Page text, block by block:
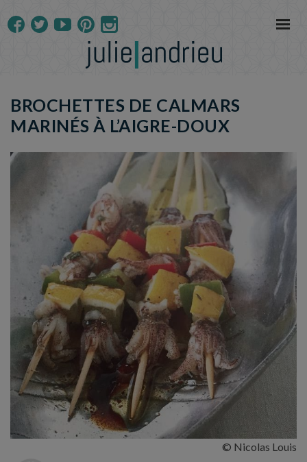
BROCHETTES DE CALMARS
MARINÉS À L’AIGRE-DOUX
© Nicolas Louis